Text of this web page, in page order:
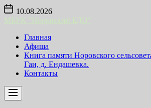
Skip
content
10.08.2026
Главная
Афиша
Книга памяти Норовского
Гаи, д. Ендашевка.
Контакты